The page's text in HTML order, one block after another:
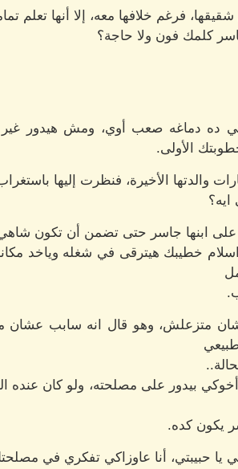
فرغم خلافها معه، إلا أنها تعلم
كلمك فون ولا حاجة؟
ده دماغه صعب أوي، ومش هيدور
الأولى.
والدتها الأخيرة، فنظرت إليها
على ابنها جاسر حتى تضمن أن تكون
اسلام خطيبك هيترقى في شغله وياخد
متزعلش، وهو قال انه سابب عشان
بيدور على مصلحته، ولو كان
يكون كده.
يا حبيبتي، أنا عاوزاكي تفكري في